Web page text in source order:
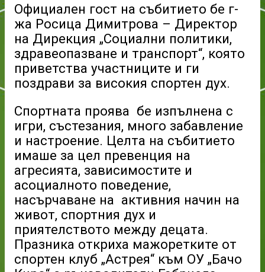
Официален гост на събитието бе г-
жа Росица Димитрова – Директор
на Дирекция „Социални политики,
здравеопазване и транспорт“, която
приветства участниците и ги
поздрави за високия спортен дух.
Спортната проява бе изпълнена с
игри, състезания, много забавление
и настроение. Целта на събитието
имаше за цел превенция на
агресията, зависимостите и
асоциалното поведение,
насърчаване на активния начин на
живот, спортния дух и
приятелството между децата.
Празника откриха мажоретките от
спортен клуб „Астрея“ към ОУ „Бачо